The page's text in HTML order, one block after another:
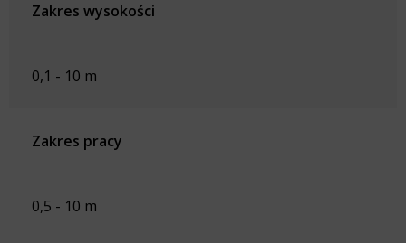
Zakres wysokości
0,1 - 10 m
Zakres pracy
0,5 - 10 m